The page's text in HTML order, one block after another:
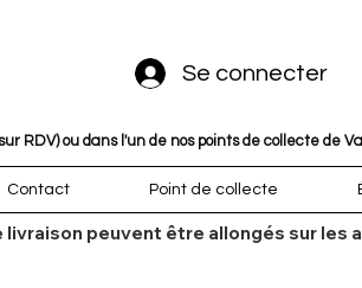
Se connecter
ou dans l'un de nos points de collecte de
Contact Point de collecte
peuvent être allongés sur